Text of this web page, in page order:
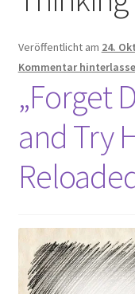
Kontakt
Subjektiv
Bildungsreport
Hendriks Gedanken
Peps Gedanken
Alle Beiträge:
Veröffentlicht am 24.
Kommentar
„Forget
and Try